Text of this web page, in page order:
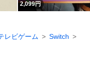
2,099円
レビゲーム
Switch